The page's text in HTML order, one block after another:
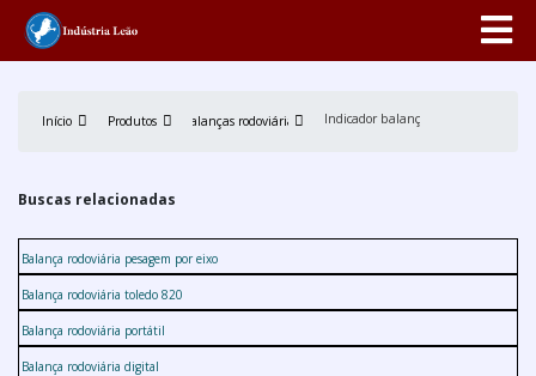
Início Produtos Balanças rodoviárias Indicador balança rodoviária
Buscas relacionadas
Balança rodoviária pesagem por eixo
Balança rodoviária toledo 820
Balança rodoviária portátil
Balança rodoviária digital